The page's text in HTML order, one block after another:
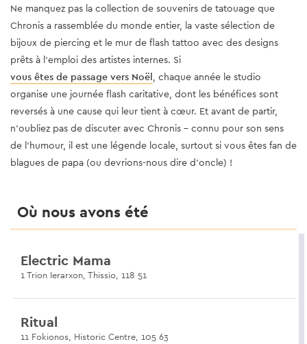
Ne manquez pas la collection de souvenirs de tatouage que
Chronis a rassemblée du monde entier, la vaste sélection de
bijoux de piercing et le mur de flash tattoo avec des designs
prêts à l'emploi des artistes internes. Si
vous êtes de passage vers Noël , chaque année le studio
organise une journée flash caritative, dont les bénéfices sont
reversés à une cause qui leur tient à cœur. Et avant de partir,
n'oubliez pas de discuter avec Chronis - connu pour son sens
de l'humour, il est une légende locale, surtout si vous êtes fan de
blagues de papa (ou devrions-nous dire d'oncle) !
Où nous avons été
Electric Mama
1 Trion Ierarxon, Thissio, 118 51
Ritual
11 Fokionos, Historic Centre, 105 63